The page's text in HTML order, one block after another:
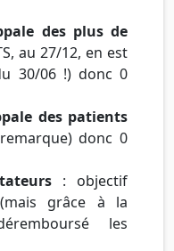
des plus de
au 27/12, en est
30/06 !) donc 0
des patients
donc 0
: objectif
grâce à la
les